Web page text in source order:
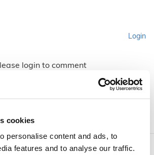
cookies
personalise content and ads, to
features and to analyse our traffic.
Login
login to comment